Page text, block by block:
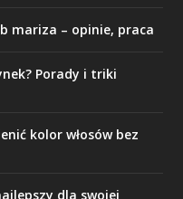
mariza – opinie, praca
Porady i triki
kolor włosów bez
dla swojej